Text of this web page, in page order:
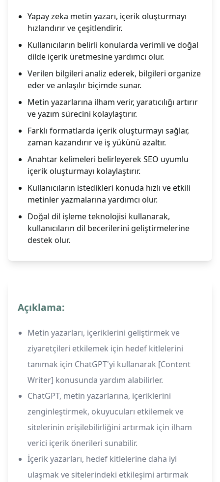
Yapay zeka metin yazarı, içerik oluşturmayı
hızlandırır ve çeşitlendirir.
Kullanıcıların belirli konularda verimli ve doğal
dilde içerik üretmesine yardımcı olur.
Verilen bilgileri analiz ederek, bilgileri organize
eder ve anlaşılır biçimde sunar.
Metin yazarlarına ilham verir, yaratıcılığı artırır
ve yazım sürecini kolaylaştırır.
Farklı formatlarda içerik oluşturmayı sağlar,
zaman kazandırır ve iş yükünü azaltır.
Anahtar kelimeleri belirleyerek SEO uyumlu
içerik oluşturmayı kolaylaştırır.
Kullanıcıların istedikleri konuda hızlı ve etkili
metinler yazmalarına yardımcı olur.
Doğal dil işleme teknolojisi kullanarak,
kullanıcıların dil becerilerini geliştirmelerine
destek olur.
Açıklama:
Metin yazarları, içeriklerini geliştirmek ve
ziyaretçileri etkilemek için hedef kitlelerini
tanımak için ChatGPT'yi kullanarak [Content
Writer] konusunda yardım alabilirler.
ChatGPT, metin yazarlarına, içeriklerini
zenginleştirmek, okuyucuları etkilemek ve
sitelerinin erişilebilirliğini artırmak için ilham
verici içerik önerileri sunabilir.
İçerik yazarları, hedef kitlelerine daha iyi
ulaşmak ve sitelerindeki etkileşimi artırmak